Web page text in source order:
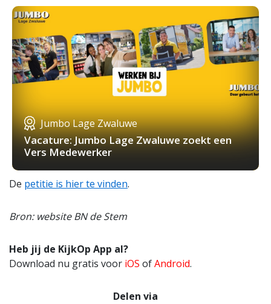
Jumbo Lage Zwaluwe
Vacature: Jumbo Lage Zwaluwe zoekt een
Vers Medewerker
De petitie is hier te vinden.
Bron: website BN de Stem
Heb jij de KijkOp App al?
Download nu gratis voor iOS ofAndroid.
Delen via